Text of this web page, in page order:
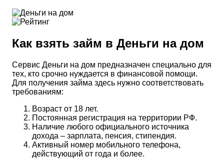
Как взять займ в Деньги на дом
Сервис Деньги на дом предназначен специально для
тех, кто срочно нуждается в финансовой помощи.
Для получения займа здесь нужно соответствовать
требованиям:
Возраст от 18 лет.
Постоянная регистрация на территории РФ.
Наличие любого официального источника
дохода – зарплата, пенсия, стипендия.
Активный номер мобильного телефона,
действующий от года и более.